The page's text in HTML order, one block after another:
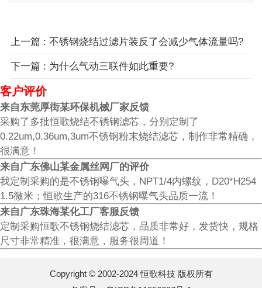
上一篇 : 不锈钢烧结过滤片装反了会减少气体流量吗?
下一篇 : 为什么气动三联件如此重要?
客户评价
来自东莞厚街某环保机械厂家反馈
采购了多批恒歌烧结不锈钢滤芯，分别定制了
0.22um,0.36um,3um不锈钢粉末烧结滤芯，制作非常精确，
很满意！
来自广东佛山某金属丝网厂的评价
我定制采购的是不锈钢曝气头，NPT1/4内螺纹，D20*H254
1.5微米；恒歌生产的316不锈钢曝气头品质一流！
来自广东珠海某化工厂客服反馈
定制采购恒歌不锈钢烧结滤芯，品质非常好，发货快，规格
尺寸非常精准，很满意，服务很周道！
Copyright © 2002-2024 恒歌科技 版权所有